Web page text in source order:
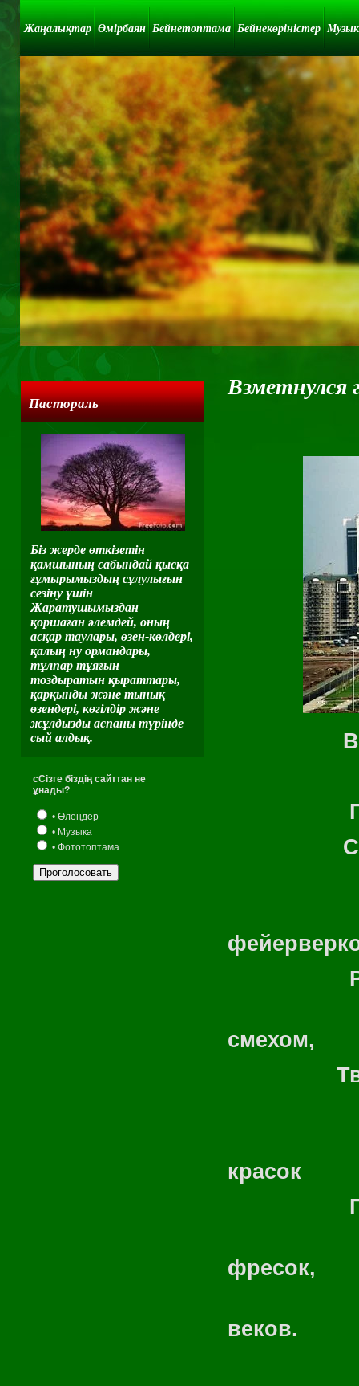
Жаңалықтар Өмірбаян Бейнетоптама Бейнекөріністер
Пастораль
Біз жерде өткізетін
қамшының сабындай қысқа
ғұмырымыздың сұлулығын
сезіну үшін
Жаратушымыздан
қоршаған әлемдей, оның
асқар таулары, өзен-көлдері,
қалың ну ормандары,
тұлпар тұяғын
тоздыратын қыраттары,
қарқынды және тынық
өзендері, көгілдір және
жұлдызды аспаны түрінде
сый алдық.
сСізге біздің сайттан не
ұнады?
• Өлеңдер
• Музыка
• Фототоптама
Взметнулся
Степь,
смехом,
красок
фресок,
веков.